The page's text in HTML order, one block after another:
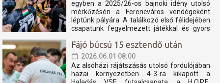
egyben a 2025/26-os bajnoki idény utolsó
mérkőzésén a Ferencváros vendégeként
léptünk pályára. A találkozó első félidejében
csapatunk fegyelmezett játékkal és gyors
tabella második helyén álló fővárosi
együttessel....
Fájó búcsú 15 esztendő után
2026.06.01 08:00
Az alsóházi rájátszásás utolsó fordulójában
hazai környezetben 4-3-ra kikapott a